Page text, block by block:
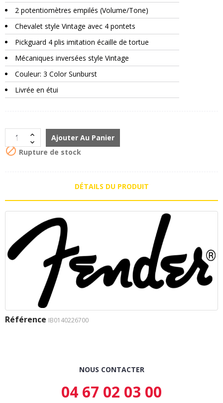
2 potentiomètres empilés (Volume/Tone)
Chevalet style Vintage avec 4 pontets
Pickguard 4 plis imitation écaille de tortue
Mécaniques inversées style Vintage
Couleur: 3 Color Sunburst
Livrée en étui
Ajouter Au Panier
 Rupture de stock
DÉTAILS DU PRODUIT
Référence IB0140226700
NOUS CONTACTER
04 67 02 03 00